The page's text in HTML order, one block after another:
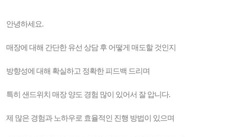
안녕하세요.
매장에 대해 간단한 유선 상담 후 어떻게 매도할 것인지
방향성에 대해 확실하고 정확한 피드백 드리며
특히 샌드위치 매장 양도 경험 많이 있어서 잘 압니다.
제 많은 경험과 노하우로 효율적인 진행 방법이 있으며